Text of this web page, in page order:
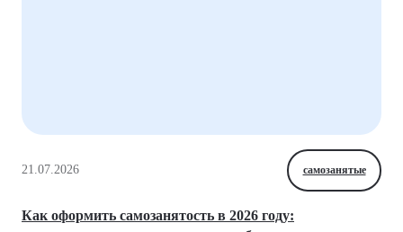
21.07.2026 самозанятые
Как оформить самозанятость в 2026 году: